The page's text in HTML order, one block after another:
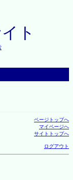
ト
ページトップへ
マイページへ
サイトトップへ
ログアウト